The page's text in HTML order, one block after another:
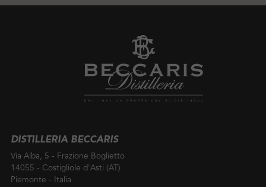
DISTILLERIA BECCARIS
Via Alba, 5 - Frazione Boglietto
14055 - Costigliole d'Asti (AT)
Piemonte - Italia